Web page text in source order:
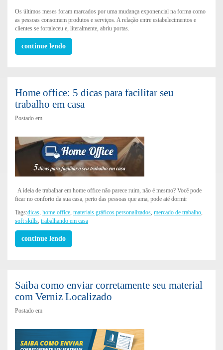
Os últimos meses foram marcados por uma mudança exponencial na forma como
as pessoas consomem produtos e serviços. A relação entre estabelecimentos e
clientes se fortaleceu e, literalmente, abriu portas.
continue lendo
Home office: 5 dicas para facilitar seu
trabalho em casa
Postado em
A ideia de trabalhar em home office não parece ruim, não é mesmo? Você pode
ficar no conforto da sua casa, perto das pessoas que ama, pode até dormir
Tags:dicas home office materiais gráficos personalizados mercado de trabalho
soft skills trabalhando em casa
continue lendo
Saiba como enviar corretamente seu material
com Verniz Localizado
Postado em